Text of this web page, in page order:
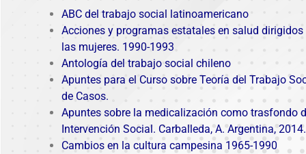
ABC del trabajo social latinoamericano
Acciones y programas estatales en salud dirigidos
las mujeres. 1990-1993
Antología del trabajo social chileno
Apuntes para el Curso sobre Teoría del Trabajo
de Casos.
Apuntes sobre la medicalización como trasfondo
Intervención Social. Carballeda, A. Argentina, 2014.
Cambios en la cultura campesina 1965-1990